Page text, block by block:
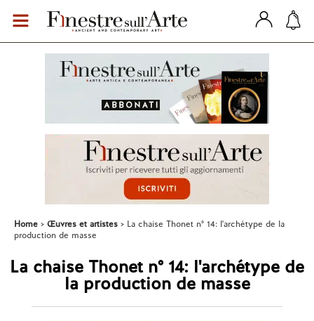
Home Œuvres et artistes
La chaise Thonet n° 14: l'archétype de la
production de masse
La chaise Thonet n° 14: l'archétype de
la production de masse